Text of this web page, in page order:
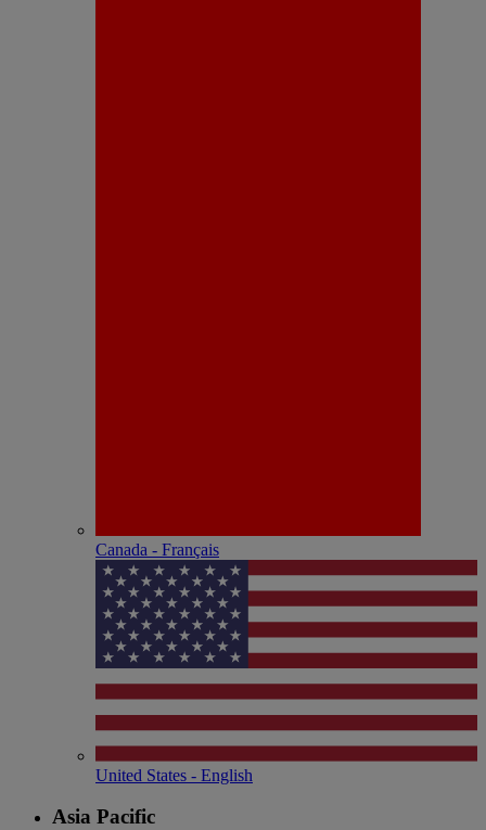
Canada - Français
United States - English
Asia Pacific